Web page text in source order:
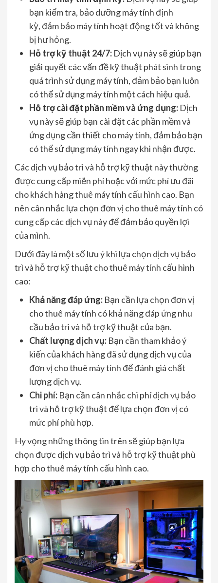
bạn kiểm tra, bảo dưỡng máy tính định
kỳ, đảm bảo máy tính hoạt động tốt và không
bị hư hỏng.
Hỗ trợ kỹ thuật 24/7: Dịch vụ này sẽ giúp bạn
giải quyết các vấn đề kỹ thuật phát sinh trong
quá trình sử dụng máy tính, đảm bảo bạn luôn
có thể sử dụng máy tính một cách hiệu quả.
Hỗ trợ cài đặt phần mềm và ứng dụng: Dịch
vụ này sẽ giúp bạn cài đặt các phần mềm và
ứng dụng cần thiết cho máy tính, đảm bảo bạn
có thể sử dụng máy tính ngay khi nhận được.
Các dịch vụ bảo trì và hỗ trợ kỹ thuật này thường
được cung cấp miễn phí hoặc với mức phí ưu đãi
cho khách hàng thuê máy tính cấu hình cao. Bạn
nên cân nhắc lựa chọn đơn vị cho thuê máy tính có
cung cấp các dịch vụ này để đảm bảo quyền lợi
của mình.
Dưới đây là một số lưu ý khi lựa chọn dịch vụ bảo
trì và hỗ trợ kỹ thuật cho thuê máy tính cấu hình
cao:
Khả năng đáp ứng: Bạn cần lựa chọn đơn vị
cho thuê máy tính có khả năng đáp ứng nhu
cầu bảo trì và hỗ trợ kỹ thuật của bạn.
Chất lượng dịch vụ: Bạn cần tham khảo ý
kiến của khách hàng đã sử dụng dịch vụ của
đơn vị cho thuê máy tính để đánh giá chất
lượng dịch vụ.
Chi phí: Bạn cần cân nhắc chi phí dịch vụ bảo
trì và hỗ trợ kỹ thuật để lựa chọn đơn vị có
mức phí phù hợp.
Hy vọng những thông tin trên sẽ giúp bạn lựa
chọn được dịch vụ bảo trì và hỗ trợ kỹ thuật phù
hợp cho thuê máy tính cấu hình cao.